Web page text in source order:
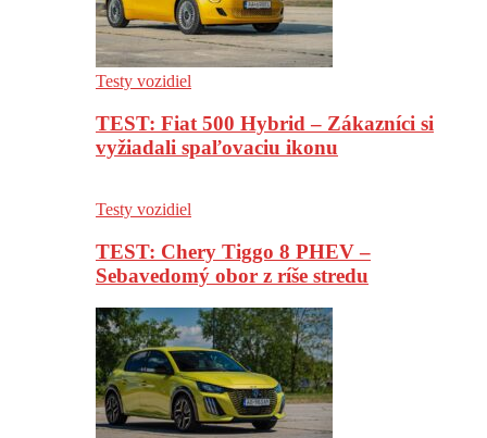
Testy vozidiel
TEST: Fiat 500 Hybrid – Zákazníci si
vyžiadali spaľovaciu ikonu
Testy vozidiel
TEST: Chery Tiggo 8 PHEV –
Sebavedomý obor z ríše stredu